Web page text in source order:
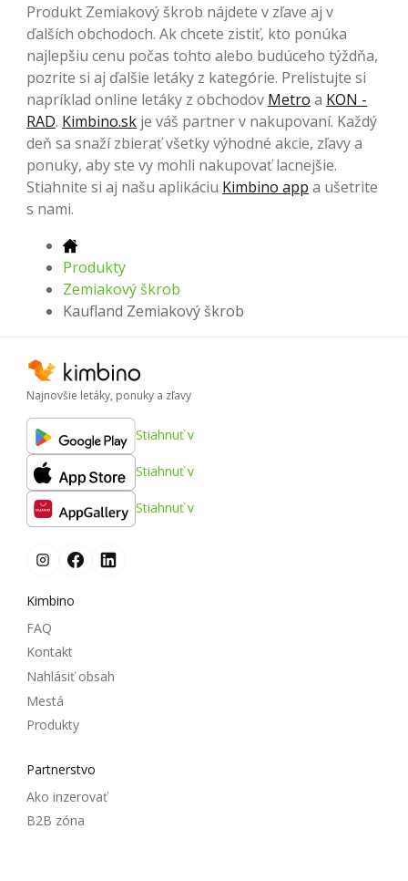
Produkt Zemiakový škrob nájdete v zľave aj v
ďalších obchodoch. Ak chcete zistiť, kto ponúka
najlepšiu cenu počas tohto alebo budúceho týždňa,
pozrite si aj ďalšie letáky z kategórie. Prelistujte si
napríklad online letáky z obchodov Metro a KON -
RAD. Kimbino.sk je váš partner v nakupovaní. Každý
deň sa snaží zbierať všetky výhodné akcie, zľavy a
ponuky, aby ste vy mohli nakupovať lacnejšie.
Stiahnite si aj našu aplikáciu Kimbino app a ušetrite
s nami.
Produkty
Zemiakový škrob
Kaufland Zemiakový škrob
Najnovšie letáky, ponuky a zľavy
Stiahnuť v
Stiahnuť v
Stiahnuť v
Kimbino
FAQ
Kontakt
Nahlásiť obsah
Mestá
Produkty
Partnerstvo
Ako inzerovať
B2B zóna